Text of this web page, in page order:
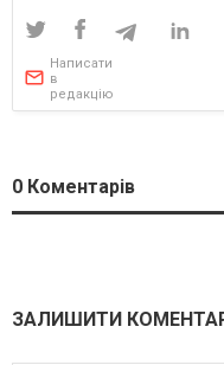
Написати
в
редакцію
0 Коментарів
ЗАЛИШИТИ